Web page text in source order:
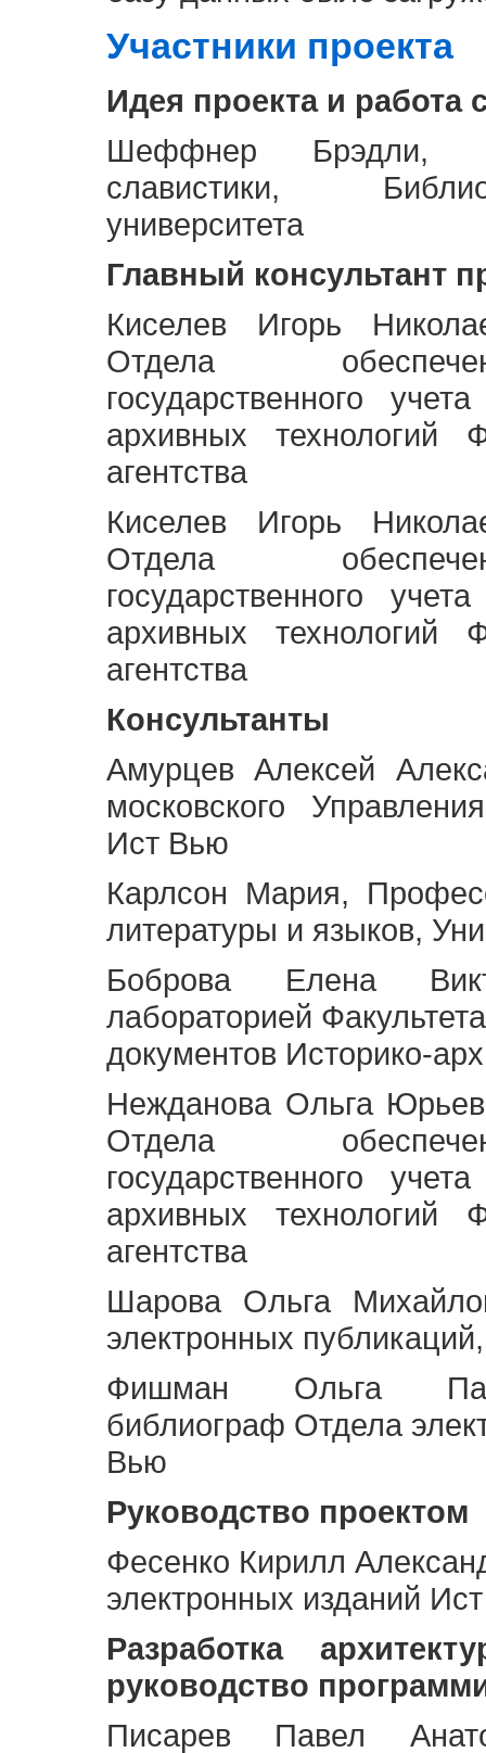
Участники проекта
Идея проекта и работа
Шеффнер Брэдли,
славистики,
университета
Главный консультант
Киселев Игорь
Отдела
государственного
архивных технологий
агентства
Киселев Игорь
Отдела
государственного
архивных технологий
агентства
Консультанты
Амурцев Алексей
московского
Ист Вью
Карлсон Мария,
литературы и языков,
Боброва Елена
лабораторией
документов Историко-
Нежданова Ольга
Отдела
государственного
архивных технологий
агентства
Шарова Ольга
электронных
Фишман Ольга
библиограф Отдела
Вью
Руководство проектом
Фесенко Кирилл
электронных изданий
Разработка
руководство
Писарев Павел